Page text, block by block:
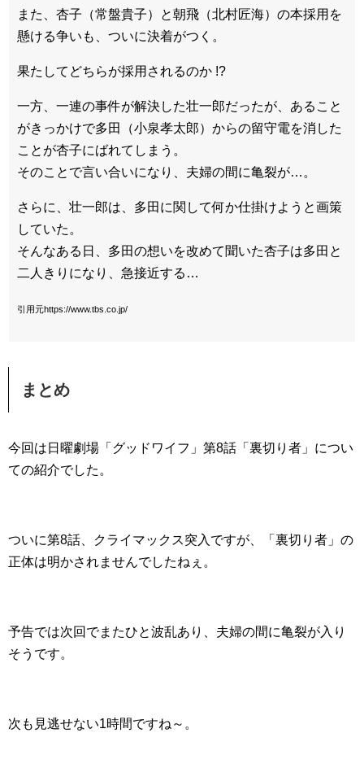
また、杏子（常盤貴子）と朝飛（北村匠海）の本採用を
懸ける争いも、ついに決着がつく。
果たしてどちらが採用されるのか !?
一方、一連の事件が解決した壮一郎だったが、あること
がきっかけで多田（小泉孝太郎）からの留守電を消した
ことが杏子にばれてしまう。
そのことで言い合いになり、夫婦の間に亀裂が…。
さらに、壮一郎は、多田に関して何か仕掛けようと画策
していた。
そんなある日、多田の想いを改めて聞いた杏子は多田と
二人きりになり、急接近する…
引用元https://www.tbs.co.jp/
まとめ
今回は日曜劇場「グッドワイフ」第8話「裏切り者」につい
ての紹介でした。
ついに第8話、クライマックス突入ですが、「裏切り者」の
正体は明かされませんでしたねぇ。
予告では次回でまたひと波乱あり、夫婦の間に亀裂が入り
そうです。
次も見逃せない1時間ですね～。